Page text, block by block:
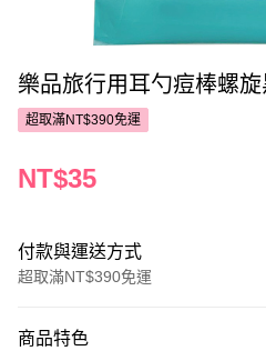
樂品旅行用耳勺痘棒螺
超取滿NT$390免運
NT$35
付款與運送方式
超取滿NT$390免運
POYA支付
商品特色